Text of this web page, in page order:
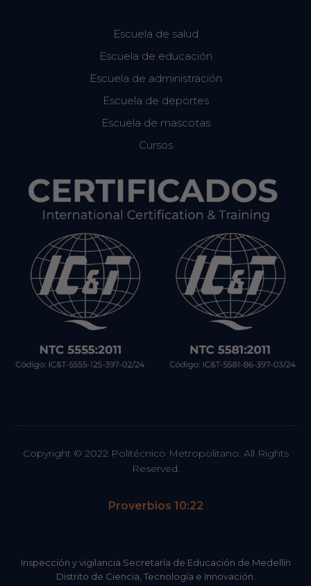
Escuela de salud
Escuela de educación
Escuela de administración
Escuela de deportes
Escuela de mascotas
Cursos
Copyright © 2022 Politécnico Metropolitano. All Rights
Reserved.
Proverbios 10:22
Inspección y vigilancia Secretaría de Educación de Medellín
Distrito de Ciencia, Tecnología e Innovación.